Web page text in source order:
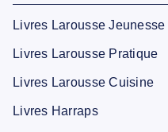
Livres Larousse Jeunesse
Livres Larousse Pratique
Livres Larousse Cuisine
Livres Harraps